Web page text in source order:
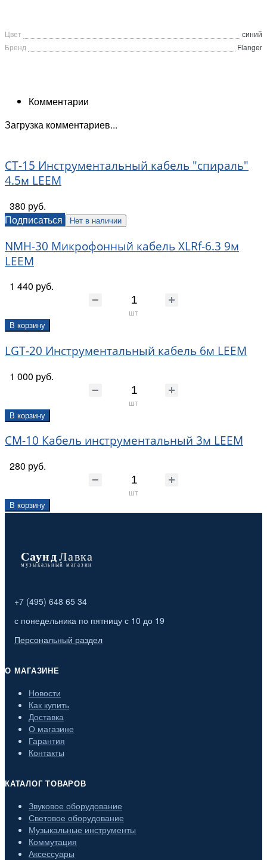
Цвет
синий
Бренд
Flanger
Комментарии
Загрузка комментариев...
CT-15 Инструментальный кабель "спираль"
4.5м LEEM
380 руб.
Подписаться
Нет в наличии
NMH-30 Микрофонный кабель XLRf-6.3 9м
LEEM
1 440 руб.
шт
В корзину
LGT-20 Инструментальный кабель 6м LEEM
1 000 руб.
шт
В корзину
CM-10 Кабель инструментальный 3м LEEM
280 руб.
шт
В корзину
+7 (495) 648 65 34
с понедельника по пятницу с 10 до 19
Персональный раздел
О МАГАЗИНЕ
Новости
Как купить
Доставка
О магазине
Гарантия
Контакты
КАТАЛОГ ТОВАРОВ
Звуковое оборудование
Световое оборудование
Музыкальные инструменты
Коммутация
Аксессуары